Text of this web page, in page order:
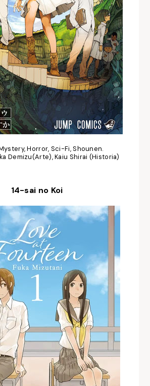
Horror, Sci-Fi, Shounen.
Demizu(Arte), Kaiu Shirai (Historia)
14-sai no Koi